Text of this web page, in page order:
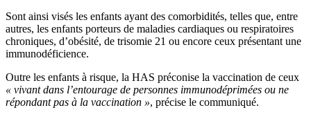
Sont ainsi visés les enfants ayant des comorbidités, telles que, entre
autres, les enfants porteurs de maladies cardiaques ou respiratoires
chroniques, d’obésité, de trisomie 21 ou encore ceux présentant une
immunodéficience.
Outre les enfants à risque, la HAS préconise la vaccination de ceux
« vivant dans l’entourage de personnes immunodéprimées ou ne
répondant pas à la vaccination », précise le communiqué.